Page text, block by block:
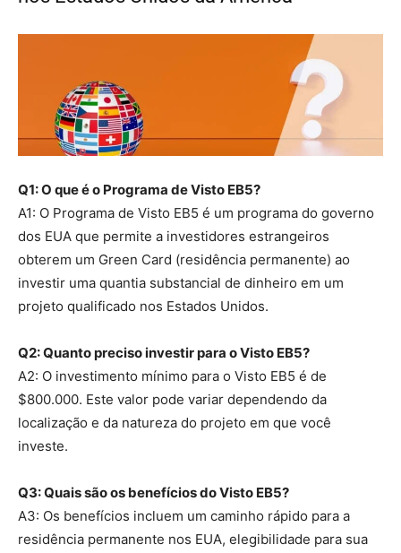
Q1: O que é o Programa de Visto EB5?
A1: O Programa de Visto EB5 é um programa do governo
dos EUA que permite a investidores estrangeiros
obterem um Green Card (residência permanente) ao
investir uma quantia substancial de dinheiro em um
projeto qualificado nos Estados Unidos.
Q2: Quanto preciso investir para o Visto EB5?
A2: O investimento mínimo para o Visto EB5 é de
$800.000. Este valor pode variar dependendo da
localização e da natureza do projeto em que você
investe.
Q3: Quais são os benefícios do Visto EB5?
A3: Os benefícios incluem um caminho rápido para a
residência permanente nos EUA, elegibilidade para sua